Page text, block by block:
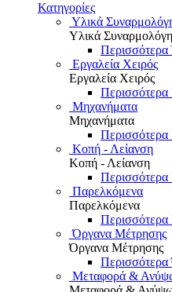
Κατηγορίες
Υλικά
Υλικά
Εργαλεία Χειρός
Εργαλεία Χειρός
Περισσότερα
Μηχανήματα
Μηχανήματα
Κοπή - Λείανση
Κοπή - Λείανση
Παρελκόμενα
Παρελκόμενα
Όργανα Μέτρησης
Όργανα Μέτρησης
Μεταφορά &